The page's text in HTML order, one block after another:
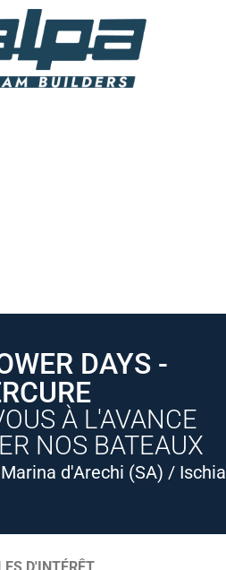
DAYS -
À L'AVANCE
NOS BATEAUX
d'Arechi (SA) / Ischia